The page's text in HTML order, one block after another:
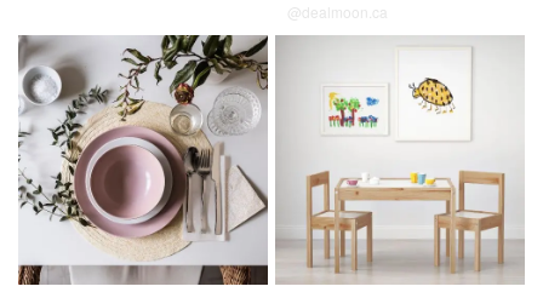
@dealmoon.ca